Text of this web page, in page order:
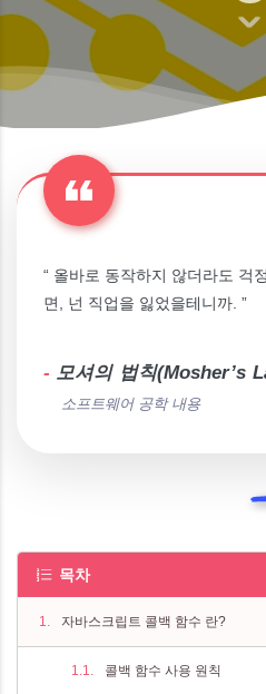
“ 올바로 동작하지 않더라도 걱
면, 넌 직업을 잃었을테니까. ”
- 모셔의 법칙(Mosher’s
소프트웨어 공학 내용
목차
자바스크립트 콜백 함수 란?
콜백 함수 사용 원칙